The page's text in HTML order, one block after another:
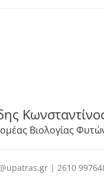
Βιολογίας
| 2610